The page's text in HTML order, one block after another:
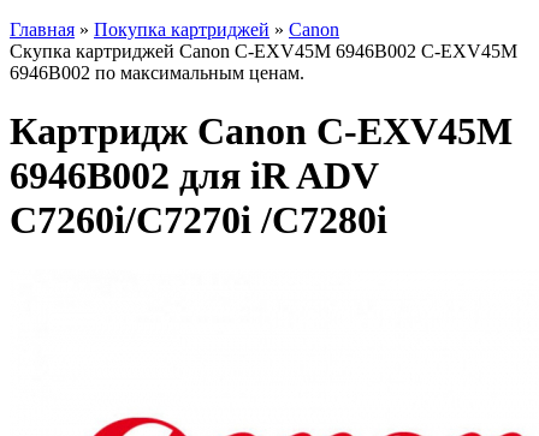
Главная » Покупка картриджей » Canon
Скупка картриджей Canon C-EXV45M 6946B002 C-EXV45M
6946B002 по максимальным ценам.
Картридж Canon C-EXV45M
6946B002 для iR ADV
C7260i/C7270i /C7280i